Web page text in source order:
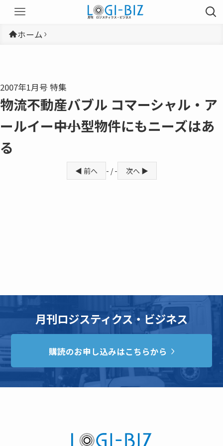
ホーム
2007年1月号 特集
物流不動産バブル コマーシャル・ア
ールイー――中小型物件にもニーズはあ
る
◀ 前へ - / - 次へ ▶
月刊ロジスティクス・ビジネス
購読のお申し込みはこちらから